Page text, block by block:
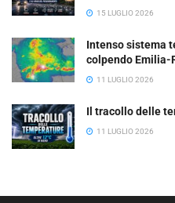
15 LUGLIO 2026
Intenso sistema
colpendo Emilia-
11 LUGLIO 2026
Il tracollo delle
11 LUGLIO 2026